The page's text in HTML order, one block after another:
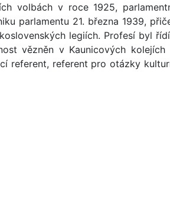
volbách v roce 1925,
parlamentu 21. března 1939,
legiích. Profesí byl
vězněn v Kaunicových
referent, referent pro otázky